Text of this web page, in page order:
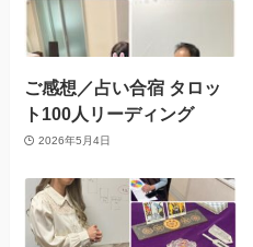
ご感想／占い合宿 タロッ
ト100人リーディング
2026年5月4日